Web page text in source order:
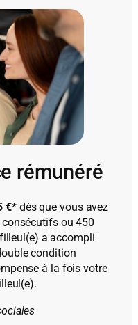
rémunéré
€* dès que vous avez
ou 450
a accompli
condition
à la fois votre